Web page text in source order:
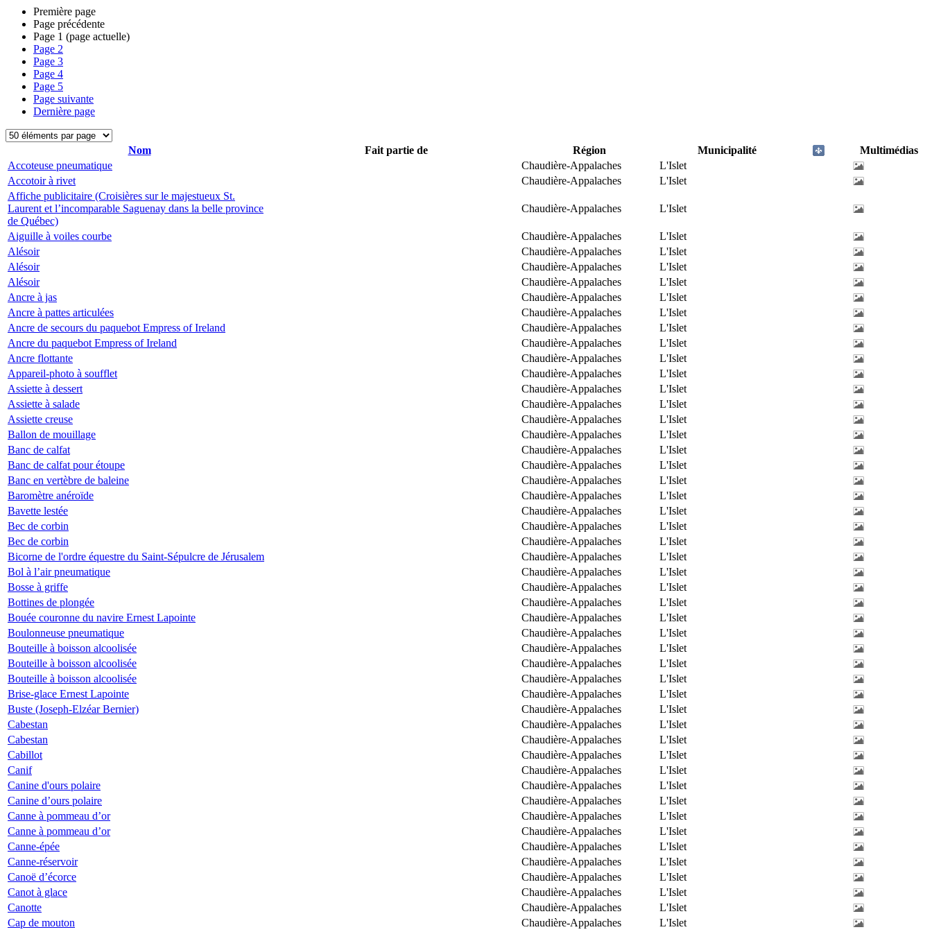
Première page
Page précédente
Page 1 (page actuelle)
Page 2
Page 3
Page 4
Page 5
Page suivante
Dernière page
Nom Fait partie de Région Municipalité
Multimédias
Accoteuse pneumatique
Chaudière-Appalaches
L'Islet
Accotoir à rivet
Chaudière-Appalaches
L'Islet
Affiche publicitaire (Croisières sur le majestueux St.
Laurent et l’incomparable Saguenay dans la belle province
de Québec)
Chaudière-Appalaches L'Islet
Aiguille à voiles courbe Chaudière-Appalaches
L'Islet
Alésoir
Chaudière-Appalaches
L'Islet
Alésoir
Chaudière-Appalaches
L'Islet
Alésoir
Chaudière-Appalaches
L'Islet
Ancre à jas
Chaudière-Appalaches
L'Islet
Ancre à pattes articulées
Chaudière-Appalaches
L'Islet
Ancre de secours du paquebot Empress of Ireland
Chaudière-Appalaches
L'Islet
Ancre du paquebot Empress of Ireland
Chaudière-Appalaches
L'Islet
Ancre flottante
Chaudière-Appalaches
L'Islet
Appareil-photo à soufflet
Chaudière-Appalaches
L'Islet
Assiette à dessert
Chaudière-Appalaches
L'Islet
Assiette à salade
Chaudière-Appalaches
L'Islet
Assiette creuse
Chaudière-Appalaches
L'Islet
Ballon de mouillage
Chaudière-Appalaches
L'Islet
Banc de calfat
Chaudière-Appalaches
L'Islet
Banc de calfat pour étoupe
Chaudière-Appalaches
L'Islet
Banc en vertèbre de baleine
Chaudière-Appalaches
L'Islet
Baromètre anéroïde
Chaudière-Appalaches
L'Islet
Bavette lestée
Chaudière-Appalaches
L'Islet
Bec de corbin
Chaudière-Appalaches
L'Islet
Bec de corbin
Chaudière-Appalaches
L'Islet
Bicorne de l'ordre équestre du Saint-Sépulcre de Jérusalem
Chaudière-Appalaches
L'Islet
Bol à l’air pneumatique
Chaudière-Appalaches
L'Islet
Bosse à griffe
Chaudière-Appalaches
L'Islet
Bottines de plongée
Chaudière-Appalaches
L'Islet
Bouée couronne du navire Ernest Lapointe
Chaudière-Appalaches
L'Islet
Boulonneuse pneumatique
Chaudière-Appalaches
L'Islet
Bouteille à boisson alcoolisée
Chaudière-Appalaches
L'Islet
Bouteille à boisson alcoolisée
Chaudière-Appalaches
L'Islet
Bouteille à boisson alcoolisée
Chaudière-Appalaches
L'Islet
Brise-glace Ernest Lapointe
Chaudière-Appalaches
L'Islet
Buste (Joseph-Elzéar Bernier)
Chaudière-Appalaches
L'Islet
Cabestan
Chaudière-Appalaches
L'Islet
Cabestan
Chaudière-Appalaches
L'Islet
Cabillot
Chaudière-Appalaches
L'Islet
Canif
Chaudière-Appalaches
L'Islet
Canine d'ours polaire
Chaudière-Appalaches
L'Islet
Canine d’ours polaire
Chaudière-Appalaches
L'Islet
Canne à pommeau d’or
Chaudière-Appalaches
L'Islet
Canne à pommeau d’or
Chaudière-Appalaches
L'Islet
Canne-épée
Chaudière-Appalaches
L'Islet
Canne-réservoir
Chaudière-Appalaches
L'Islet
Canoë d’écorce
Chaudière-Appalaches
L'Islet
Canot à glace
Chaudière-Appalaches
L'Islet
Canotte
Chaudière-Appalaches
L'Islet
Cap de mouton
Chaudière-Appalaches L'Islet